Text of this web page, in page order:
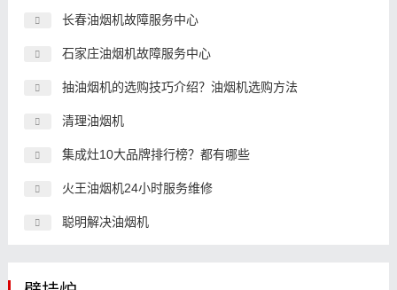
长春油烟机故障服务中心
石家庄油烟机故障服务中心
抽油烟机的选购技巧介绍？油烟机选购方法
清理油烟机
集成灶10大品牌排行榜？都有哪些
火王油烟机24小时服务维修
聪明解决油烟机